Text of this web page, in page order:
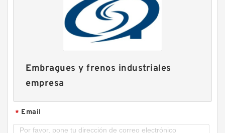
Embragues y frenos industriales
empresa
* Email